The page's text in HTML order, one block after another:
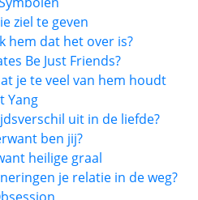
ziel te geven
hem dat het over is?
Be Just Friends?
je te veel van hem houdt
Yang
uit in de liefde?
ben jij?
heilige graal
je relatie in de weg?